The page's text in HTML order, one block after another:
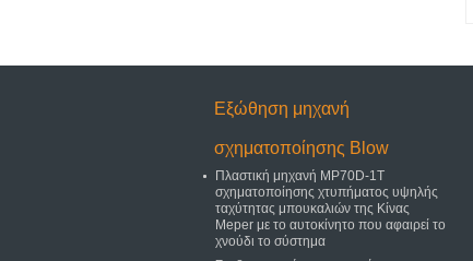
Εξώθηση μηχανή
σχηματοποίησης Blow
Πλαστική μηχανή MP70D-1T
σχηματοποίησης χτυπήματος υψηλής
ταχύτητας μπουκαλιών της Κίνας
Meper με το αυτοκίνητο που αφαιρεί το
χνούδι το σύστημα